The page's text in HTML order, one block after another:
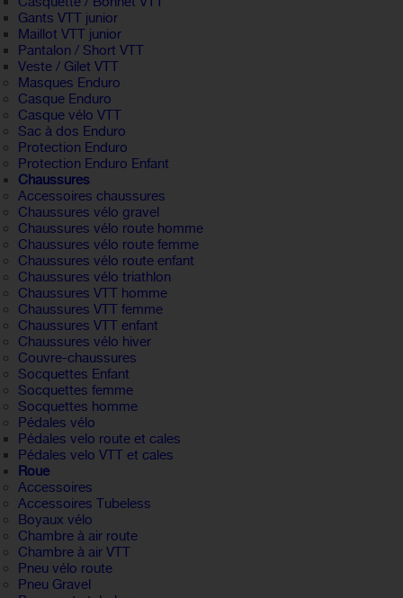
Gants VTT junior
Maillot VTT junior
Pantalon / Short VTT
Veste / Gilet VTT
Masques Enduro
Casque Enduro
Casque vélo VTT
Sac à dos Enduro
Protection Enduro
Protection Enduro Enfant
Chaussures
Accessoires chaussures
Chaussures vélo gravel
Chaussures vélo route homme
Chaussures vélo route femme
Chaussures vélo route enfant
Chaussures vélo triathlon
Chaussures VTT homme
Chaussures VTT femme
Chaussures VTT enfant
Chaussures vélo hiver
Couvre-chaussures
Socquettes Enfant
Socquettes femme
Socquettes homme
Pédales vélo
Pédales velo route et cales
Pédales velo VTT et cales
Roue
Accessoires
Accessoires Tubeless
Boyaux vélo
Chambre à air route
Chambre à air VTT
Pneu vélo route
Pneu Gravel